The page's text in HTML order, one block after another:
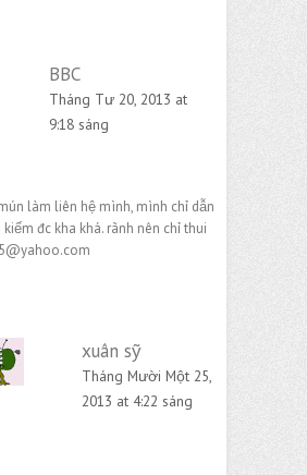
BBC
Tháng Tư 20, 2013 at
9:18 sáng
làm liên hệ mình, mình chỉ dẫn
kiếm đc kha khá. rãnh nên chỉ thui
xuân sỹ
Tháng Mười Một 25,
2013 at 4:22 sáng